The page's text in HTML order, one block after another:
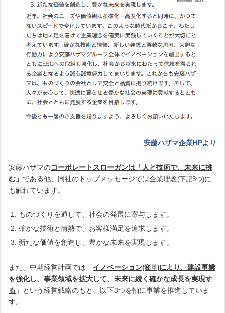
安藤ハザマ企業HPより
安藤ハザマのコーポレートスローガンは「人と技術で、未来に挑
む」 である他、同社のトップメッセージでは企業理念(下記3つ)に
も触れています。
ものづくりを通して、社会の発展に寄与します。
確かな技術と情熱で、お客様満足を追求します。
新たな価値を創造し、豊かな未来を実現します。
また、中期経営計画では「イノベーション(変革)により、建設事業
を強化し、事業領域を拡大して、未来に続く確かな成長を実現す
る 」という経営戦略のもと、以下3つを軸に事業を推進していま
す。